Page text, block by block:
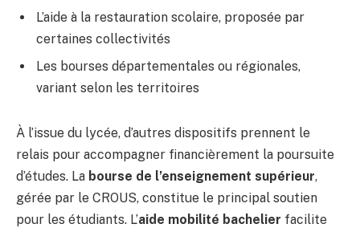
L’aide à la restauration scolaire, proposée par
certaines collectivités
Les bourses départementales ou régionales,
variant selon les territoires
À l’issue du lycée, d’autres dispositifs prennent le
relais pour accompagner financièrement la poursuite
d’études. La bourse de l’enseignement supérieur,
gérée par le CROUS, constitue le principal soutien
pour les étudiants. L’aide mobilité bachelier facilite